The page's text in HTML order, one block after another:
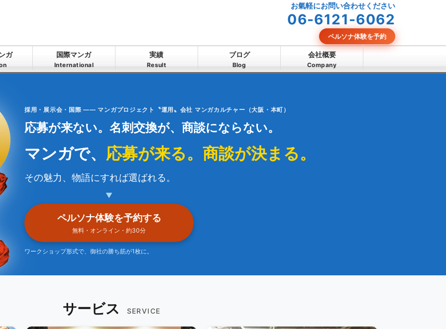
お氣軽にお問い合わせください
06-6121-6062
ペルソナ体験を予約
ガ 国際マンガ
International
実績
Result
ブログ
Blog
会社概要
Company
採用・展示会・国際 —— マンガプロジェクト〝運用〟会社 マンガカルチャー（大阪・本町）
応募が来ない。名刺交換が、商談にならない。
マンガで、 応募が来る。商談が決まる。
その魅力、物語にすれば選ばれる。
▼
ペルソナ体験を予約する
無料・オンライン・約30分
ワークショップ形式で、御社の勝ち筋が1枚に。
サービス SERVICE